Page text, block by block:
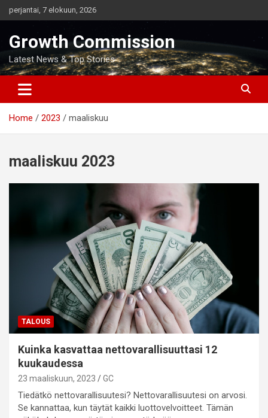
to
perjantai, 7 elokuun, 2026
Growth Commission
Latest News & Top Stories
Home 2023 maaliskuu
maaliskuu 2023
TALOUS
Kuinka kasvattaa nettovarallisuuttasi 12
kuukaudessa
23 maaliskuun, 2023 GC
Tiedätkö nettovarallisuutesi? Nettovarallisuutesi on arvosi.
Se kannattaa, kun täytät kaikki luottovelvoitteet. Tämän